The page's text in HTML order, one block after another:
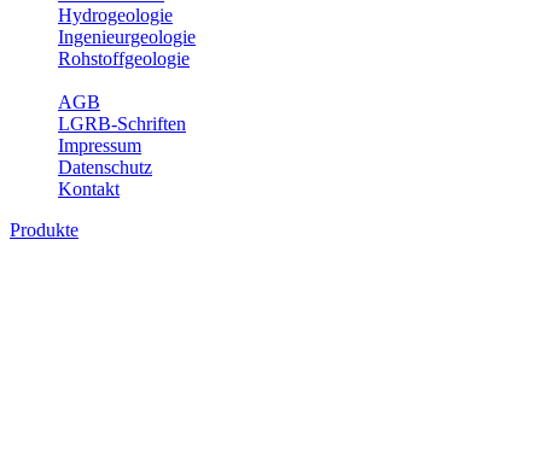
Hydrogeologie
Ingenieurgeologie
Rohstoffgeologie
AGB
LGRB-Schriften
Impressum
Datenschutz
Kontakt
Produkte